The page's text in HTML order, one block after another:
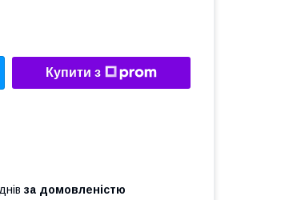
Купити з
за домовленістю